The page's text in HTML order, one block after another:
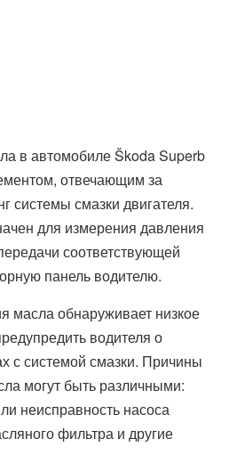
в автомобиле Škoda Superb
отвечающим за
системы смазки двигателя.
для измерения давления
соответствующей
панель водителю.
масла обнаруживает низкое
водителя о
с системой смазки. Причины
могут быть различными:
неисправность насоса
фильтра и другие